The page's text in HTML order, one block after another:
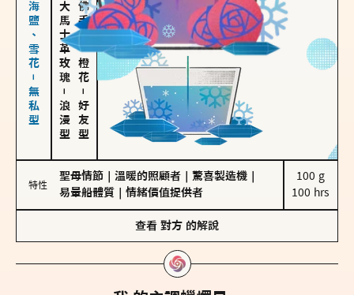
海鹽、雪花－無私型 大馬士革玫瑰
－
浪漫型
佛手柑、橙花
－
好友型
特性
聖母情節 溫暖的照顧者 驚喜製造機
易暈船體質
情緒價值提供者
100 g
100 hrs
查看 對方 的解說